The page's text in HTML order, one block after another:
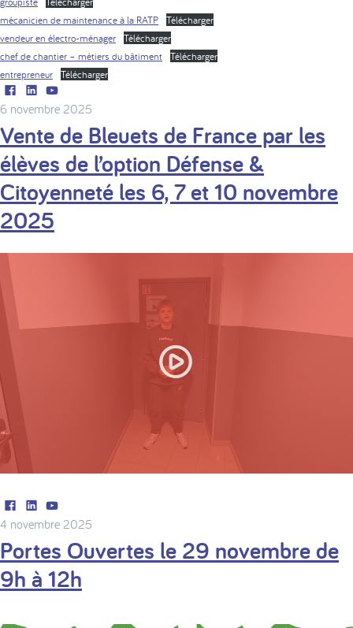
mécanicien de maintenance à la RATP
Télécharger
vendeur en électro-ménager
Télécharger
chef de chantier – métiers du bâtiment
Télécharger
entrepreneur
Télécharger
Facebook
LinkedInYoutube
6 novembre 2025
Vente de Bleuets de France par les
élèves de l’option Défense &
Citoyenneté les 6, 7 et 10 novembre
2025
Play
Facebook
LinkedInYoutube
4 novembre 2025
Portes Ouvertes le 29 novembre de
9h à 12h